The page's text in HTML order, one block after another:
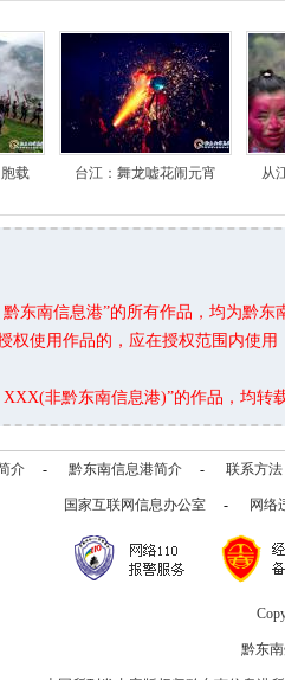
载 台江：舞龙嘘花闹元宵 从
黔东南信息港”的所有作品，均为黔
权使用作品的，应在授权范围内使
XXX(非黔东南信息港)”的作品，均转
介 - 黔东南信息港简介 - 联系方法
国家互联网信息办公室 - 网络
黔东